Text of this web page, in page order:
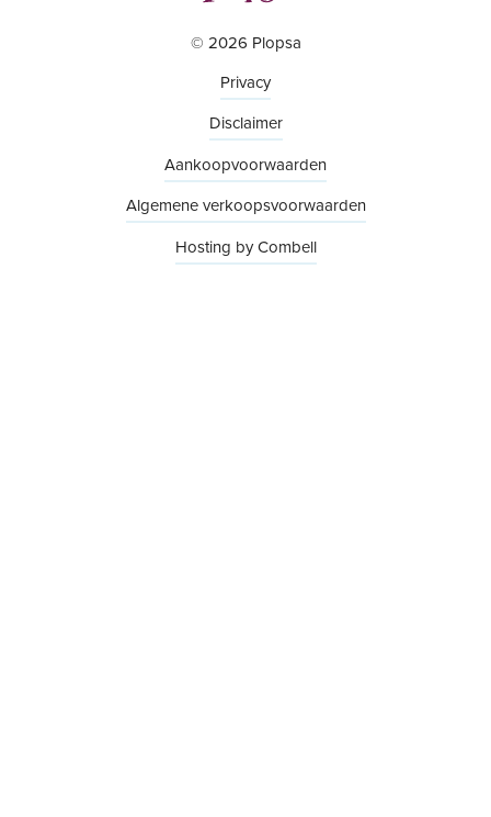
© 2026 Plopsa
Privacy
Disclaimer
Aankoopvoorwaarden
Algemene verkoopsvoorwaarden
Hosting by Combell